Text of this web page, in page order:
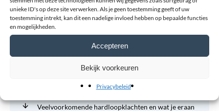
unieke ID's op deze site verwerken. Als je geen toestemming geeft of uw
toestemming intrekt, kan dit een nadelige invloed hebben op bepaalde functies
en mogelijkheden.
Accepteren
Bekijk voorkeuren
Privacybeleid
Volgende Overzicht
Vorige
Deel artikel:
Heb je pijn tijdens het hardlopen? Zo helpt ProBrace
Veelvoorkomende hardloopklachten en wat je eraan